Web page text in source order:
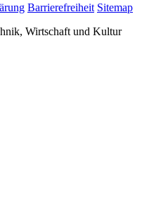
Barrierefreiheit Sitemap
Wirtschaft und Kultur